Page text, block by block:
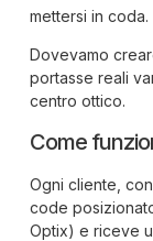
mettersi in coda.
Dovevamo
portasse reali
centro ottico.
Come
Ogni cliente,
code
Optix) e riceve